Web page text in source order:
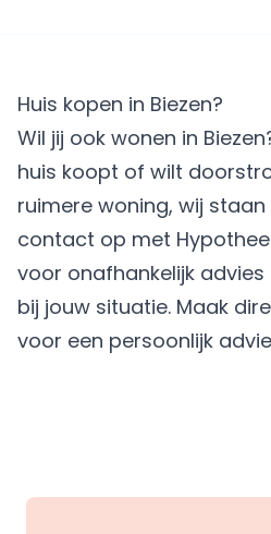
Huis kopen in Biezen?
Wil jij ook wonen in
huis koopt of wilt
ruimere woning, wij
contact op met
voor onafhankelijk
bij jouw situatie. Maak
voor een persoonlijk